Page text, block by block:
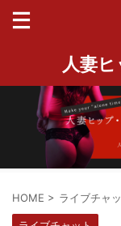
人妻
HOME > ライブチャ